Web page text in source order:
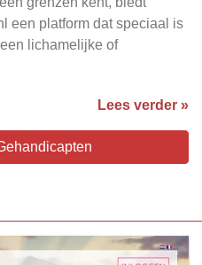
een platform dat speciaal is
lichamelijke of
Lees verder »